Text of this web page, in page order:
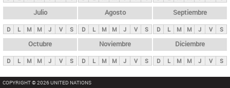
l
e
s
Julio
D L M M J V S
Agosto
D L M M J V S
Septiembre
D L M M J V S
Octubre
D L M M J V S
Noviembre
D L M M J V S
Diciembre
D L M M J V S
COPYRIGHT © 2026 UNITED NATIONS